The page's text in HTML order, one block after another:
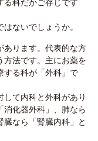
る科だかご存じです
ないでしょうか。
あります。代表的な方
方法です。主にお薬を
する科が「外科」で
て内科と外科があり
消化器外科」、肺なら
臓なら「腎臓内科」と